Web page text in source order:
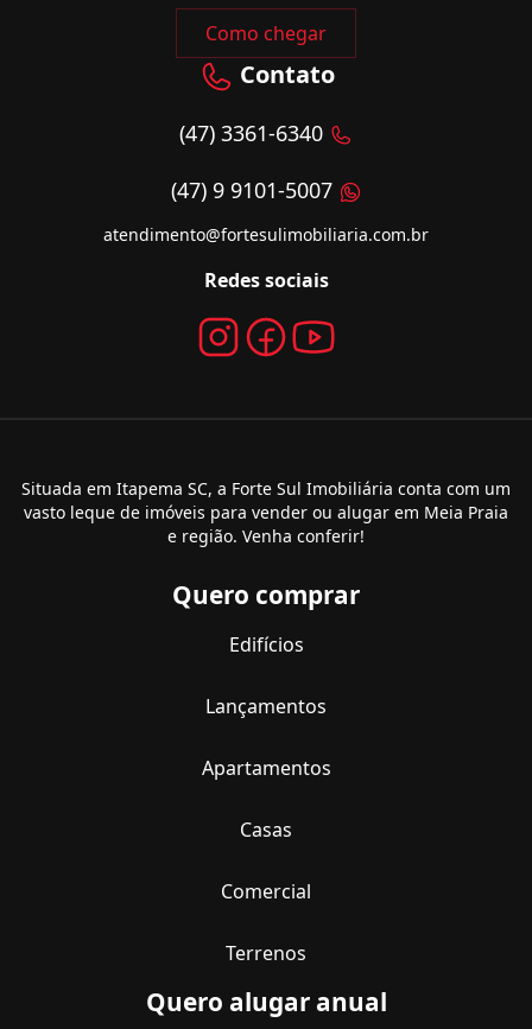
Como chegar
Contato
(47) 3361-6340
(47) 9 9101-5007
atendimento@fortesulimobiliaria.com.br
Redes sociais
Situada em Itapema SC, a Forte Sul Imobiliária conta com um
vasto leque de imóveis para vender ou alugar em Meia Praia
e região. Venha conferir!
Quero comprar
Edifícios
Lançamentos
Apartamentos
Casas
Comercial
Terrenos
Quero alugar anual